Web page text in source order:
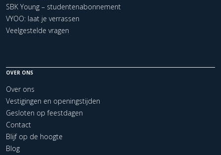
SBK Young – studentenabonnement
VYOO: laat je verrassen
Veelgestelde vragen
OVER ONS
Over ons
Vestigingen en openingstijden
Gesloten op feestdagen
Contact
Blijf op de hoogte
Blog